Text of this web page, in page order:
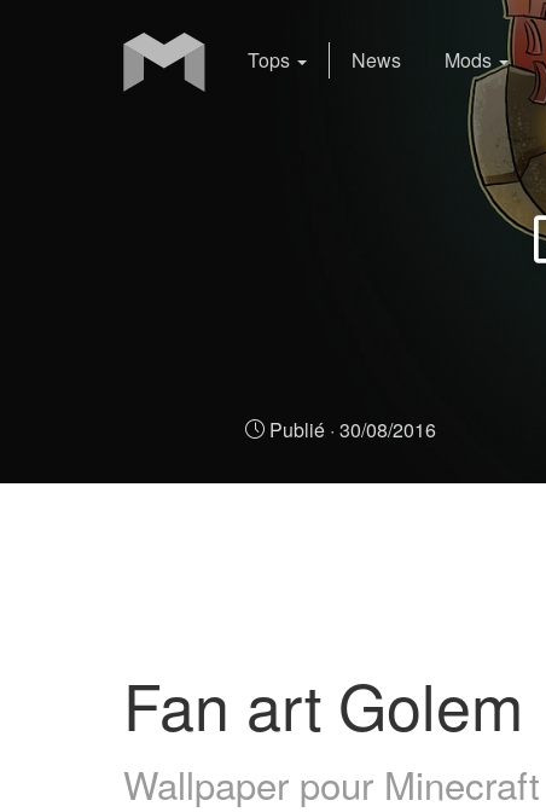
Tops News Mods
Publié · 30/08/2016
Fan art Golem
Wallpaper pour